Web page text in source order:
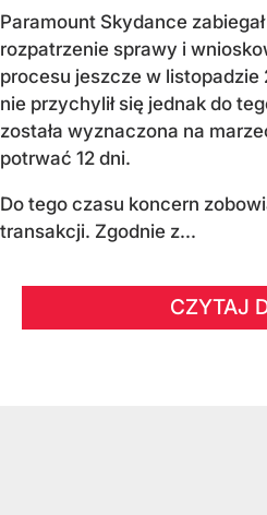
Paramount Skydance
rozpatrzenie sprawy i
procesu jeszcze w listopadzie
nie przychylił się jednak do
została wyznaczona na
potrwać 12 dni.
Do tego czasu koncern
transakcji. Zgodnie z...
CZYTAJ